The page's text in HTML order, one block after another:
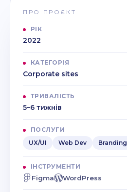
ПРО ПРОЄКТ
РІК
2022
КАТЕГОРІЯ
Corporate sites
ТРИВАЛІСТЬ
5–6 тижнів
ПОСЛУГИ
UX/UI
Web Dev Branding
ІНСТРУМЕНТИ
Figma WordPress